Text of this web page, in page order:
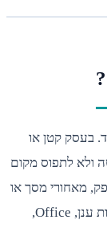
קטן או
לתפוס מקום
מסך או
בתוך עמדת שירות. עבור עובדים שמפעילים תוכנות ענן, Office,